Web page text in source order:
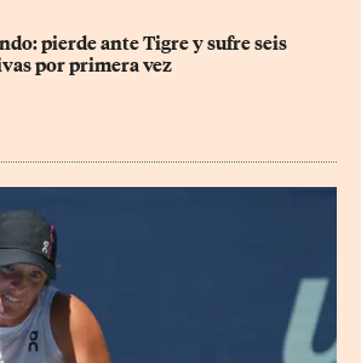
pierde ante Tigre y sufre seis
por primera vez